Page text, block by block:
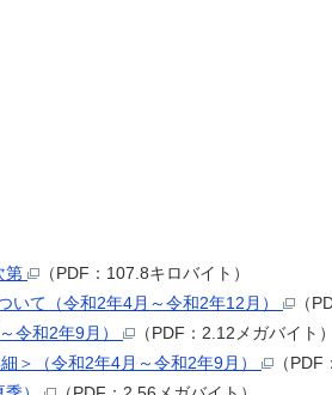
第
（PDF：107.8キロバイト）
て（令和2年4月～令和2年12月）
（
令和2年9月）
（PDF：2.12メガバイト）
＞（令和2年4月～令和2年9月）
（